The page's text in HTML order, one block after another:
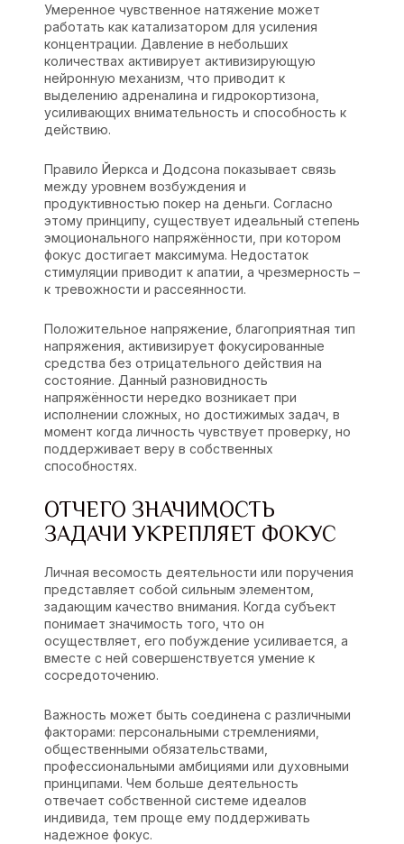
Умеренное чувственное натяжение может
работать как катализатором для усиления
концентрации. Давление в небольших
количествах активирует активизирующую
нейронную механизм, что приводит к
выделению адреналина и гидрокортизона,
усиливающих внимательность и способность к
действию.
Правило Йеркса и Додсона показывает связь
между уровнем возбуждения и
продуктивностью покер на деньги. Согласно
этому принципу, существует идеальный степень
эмоционального напряжённости, при котором
фокус достигает максимума. Недостаток
стимуляции приводит к апатии, а чрезмерность –
к тревожности и рассеянности.
Положительное напряжение, благоприятная тип
напряжения, активизирует фокусированные
средства без отрицательного действия на
состояние. Данный разновидность
напряжённости нередко возникает при
исполнении сложных, но достижимых задач, в
момент когда личность чувствует проверку, но
поддерживает веру в собственных
способностях.
ОТЧЕГО ЗНАЧИМОСТЬ
ЗАДАЧИ УКРЕПЛЯЕТ ФОКУС
Личная весомость деятельности или поручения
представляет собой сильным элементом,
задающим качество внимания. Когда субъект
понимает значимость того, что он
осуществляет, его побуждение усиливается, а
вместе с ней совершенствуется умение к
сосредоточению.
Важность может быть соединена с различными
факторами: персональными стремлениями,
общественными обязательствами,
профессиональными амбициями или духовными
принципами. Чем больше деятельность
отвечает собственной системе идеалов
индивида, тем проще ему поддерживать
надежное фокус.